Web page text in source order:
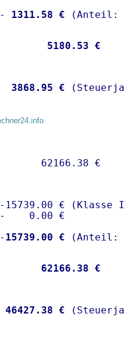
1311.58 €
5180.53 €
3868.95 €
€ (Klasse I)
-    0.00 €
15739.00 €
62166.38 €
46427.38 €